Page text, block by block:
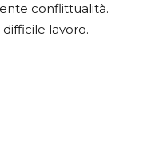
conflittualità.
lavoro.